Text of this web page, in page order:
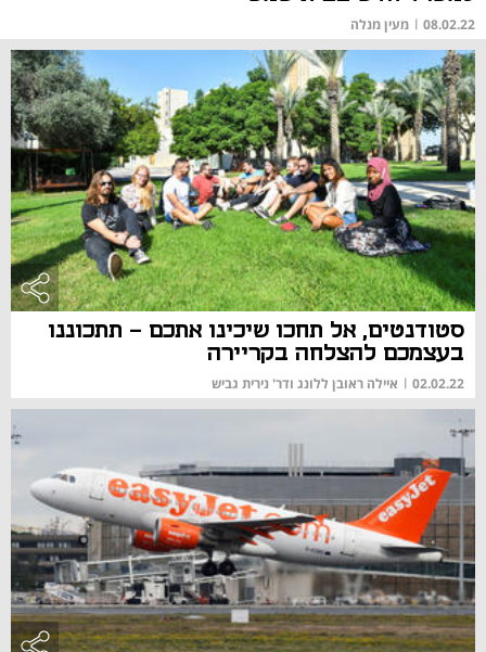
08.02.22
| מעין מנלה
סטודנטים, אל תחכו שיכינו אתכם - תתכוננו
בעצמכם להצלחה בקריירה
02.02.22
| איילה ראובן ללונג ודר' נירית גביש